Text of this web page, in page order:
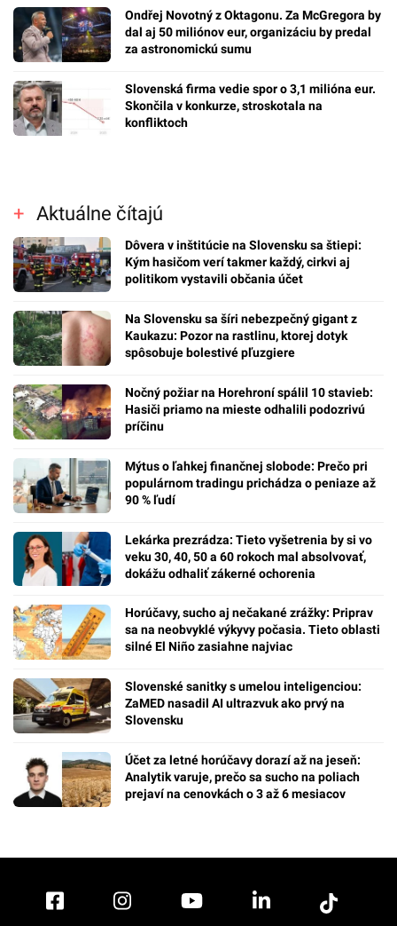
Ondřej Novotný z Oktagonu. Za McGregora by
dal aj 50 miliónov eur, organizáciu by predal
za astronomickú sumu
Slovenská firma vedie spor o 3,1 milióna eur.
Skončila v konkurze, stroskotala na
konfliktoch
Aktuálne čítajú
Dôvera v inštitúcie na Slovensku sa štiepi:
Kým hasičom verí takmer každý, cirkvi aj
politikom vystavili občania účet
Na Slovensku sa šíri nebezpečný gigant z
Kaukazu: Pozor na rastlinu, ktorej dotyk
spôsobuje bolestivé pľuzgiere
Nočný požiar na Horehroní spálil 10 stavieb:
Hasiči priamo na mieste odhalili podozrivú
príčinu
Mýtus o ľahkej finančnej slobode: Prečo pri
populárnom tradingu prichádza o peniaze až
90 % ľudí
Lekárka prezrádza: Tieto vyšetrenia by si vo
veku 30, 40, 50 a 60 rokoch mal absolvovať,
dokážu odhaliť zákerné ochorenia
Horúčavy, sucho aj nečakané zrážky: Priprav
sa na neobvyklé výkyvy počasia. Tieto oblasti
silné El Niño zasiahne najviac
Slovenské sanitky s umelou inteligenciou:
ZaMED nasadil AI ultrazvuk ako prvý na
Slovensku
Účet za letné horúčavy dorazí až na jeseň:
Analytik varuje, prečo sa sucho na poliach
prejaví na cenovkách o 3 až 6 mesiacov